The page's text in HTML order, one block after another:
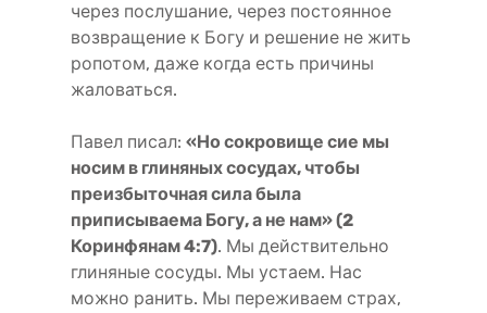
через послушание, через постоянное
возвращение к Богу и решение не жить
ропотом, даже когда есть причины
жаловаться.
Павел писал: «Но сокровище сие мы
носим в глиняных сосудах, чтобы
преизбыточная сила была
приписываема Богу, а не нам» (2
Коринфянам 4:7). Мы действительно
глиняные сосуды. Мы устаем. Нас
можно ранить. Мы переживаем страх,